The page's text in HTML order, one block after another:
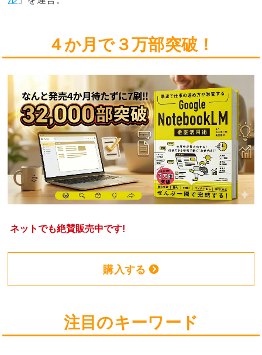
４か月で３万部突破！
ネットでも絶賛販売中です!
購入する
注目のキーワード